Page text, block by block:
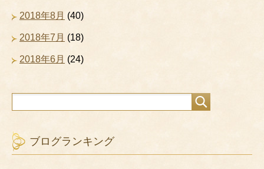
2018年8月 (40)
2018年7月 (18)
2018年6月 (24)
ブログランキング